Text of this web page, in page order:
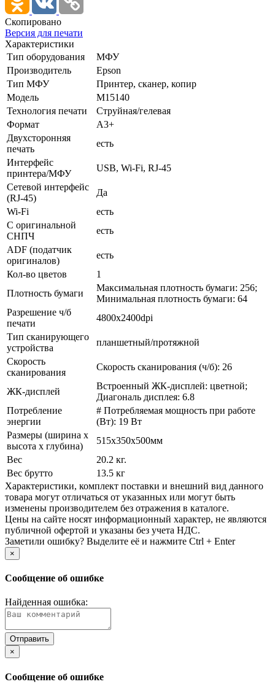
Скопировано
Версия для печати
Характеристики
Тип оборудования
МФУ
Производитель
Epson
Тип МФУ
Принтер, сканер, копир
Модель
M15140
Технология печати
Струйная/­гелевая
Формат
A3+
Двухсторонняя
печать
есть
Интерфейс
принтера/МФУ
USB, Wi-Fi, RJ-45
Сетевой интерфейс
(RJ-45)
Да
Wi-Fi
есть
С оригинальной
СНПЧ
есть
ADF (податчик
оригиналов)
есть
Кол-во цветов
1
Плотность бумаги
Максимальная плотность бумаги: 256;
Минимальная плотность бумаги: 64
Разрешение ч/б
печати
4800x2400dpi
Тип сканирующего
устройства
планшетный/­протяжной
Скорость
сканирования
Скорость сканирования (ч/­б): 26
ЖК-дисплей
Встроенный ЖК-дисплей: цветной;
Диагональ дисплея: 6.8
Потребление
энергии
# Потребляемая мощность при работе
(Вт): 19 Вт
Размеры (ширина х
высота х глубина)
515x350x500мм
Вес
20.2 кг.
Вес брутто
13.5 кг
Xарактеристики, комплект поставки и внешний вид данного
товара могут отличаться от указанных или могут быть
изменены производителем без отражения в каталоге.
Цены на сайте носят информационный характер, не являются
публичной офертой и указаны без учета НДС.
Заметили ошибку? Выделите её и нажмите Ctrl + Enter
×
Сообщение об ошибке
Найденная ошибка:
×
Сообщение об ошибке